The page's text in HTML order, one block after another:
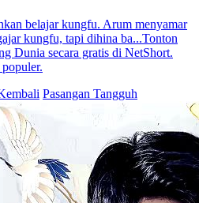
belajar kungfu. Arum menyamar
kungfu, tapi dihina ba...Tonton
Dunia secara gratis di NetShort.
Pasangan Tangguh